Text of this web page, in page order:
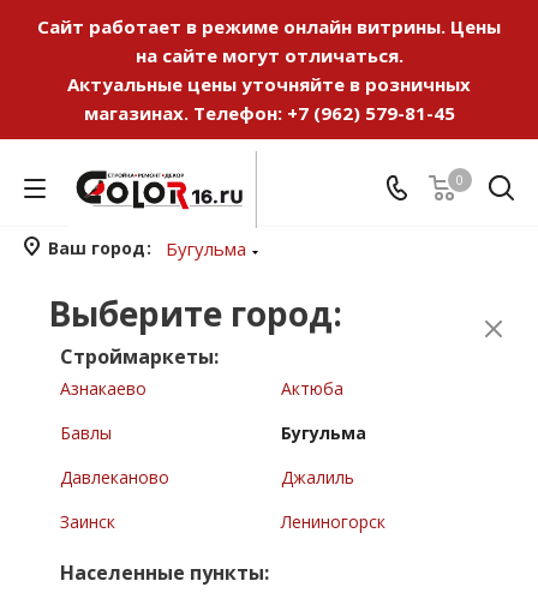
Сайт работает в режиме онлайн витрины. Цены
на сайте могут отличаться.
Актуальные цены уточняйте в розничных
магазинах. Телефон: +7 (962) 579-81-45
0
Ваш город Бугульма
Выберите город:
Строймаркеты:
Азнакаево
Актюба
Бавлы
Бугульма
Давлеканово
Джалиль
Заинск
Лениногорск
Населенные пункты: